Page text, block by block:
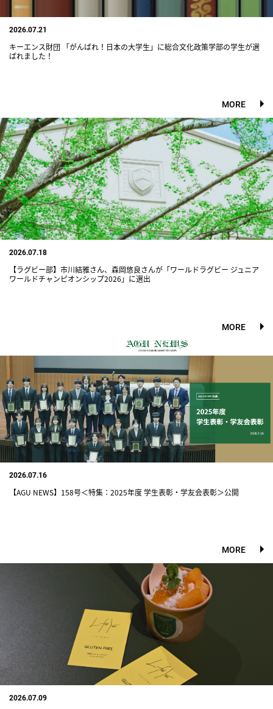
2026.07.21
キーエンス財団 「がんばれ！日本の大学生」に総合文化政策学部の学生が選
ばれました！
MORE
2026.07.18
【ラグビー部】市川結雅さん、森岡悠良さんが「ワールドラグビー ジュニア
ワールドチャンピオンシップ2026」に選出
MORE
2026.07.16
【AGU NEWS】158号＜特集：2025年度 学生表彰・学友会表彰＞公開
MORE
2026.07.09